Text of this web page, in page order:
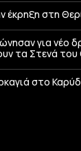
έκρηξη στη
για νέο
τα Στενά
στο